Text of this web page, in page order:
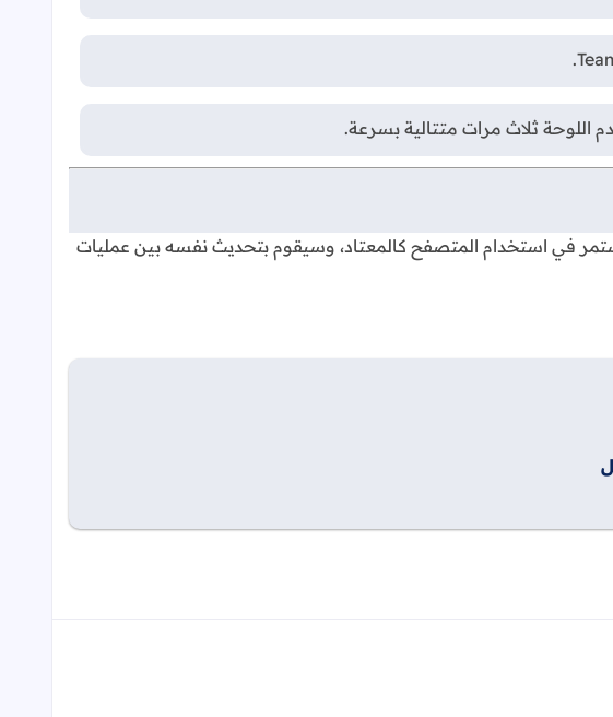
اللوحة ثلاث مرات متتالية بسرعة.
في استخدام المتصفح كالمعتاد، وسيقوم بتحديث نفسه بين عمليات